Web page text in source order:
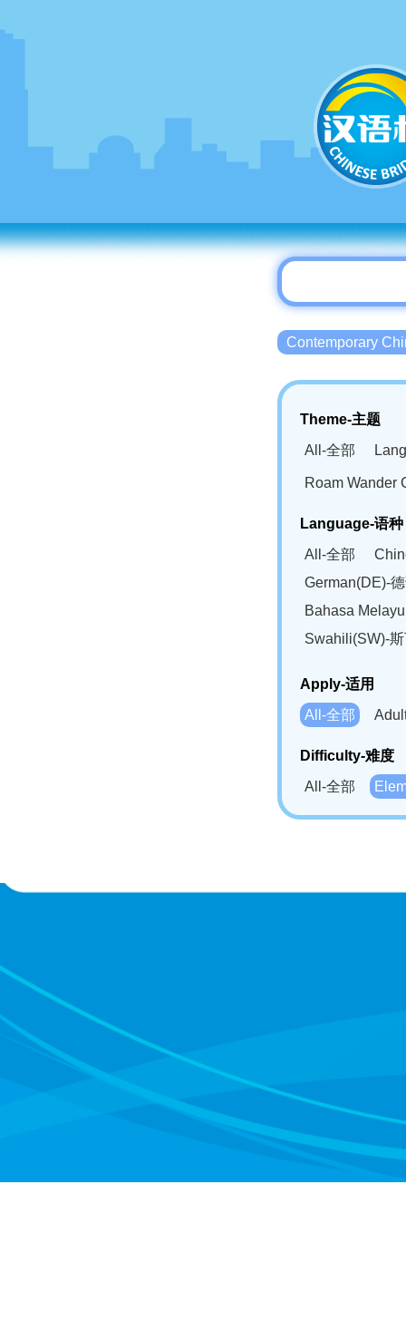
Contemporary
Theme-主题
All-全部
Roam Wander
Language-语种
All-全部
German(DE)-
Bahasa
Swahili(SW)-
Apply-适用
All-全部
Difficulty-难度
All-全部